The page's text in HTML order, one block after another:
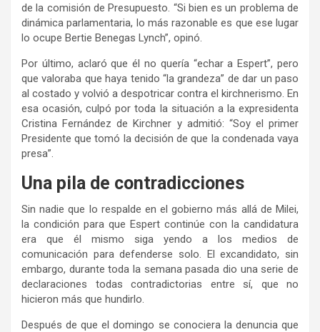
de la comisión de Presupuesto. “Si bien es un problema de
dinámica parlamentaria, lo más razonable es que ese lugar
lo ocupe Bertie Benegas Lynch”, opinó.
Por último, aclaró que él no quería “echar a Espert”, pero
que valoraba que haya tenido “la grandeza” de dar un paso
al costado y volvió a despotricar contra el kirchnerismo. En
esa ocasión, culpó por toda la situación a la expresidenta
Cristina Fernández de Kirchner y admitió: “Soy el primer
Presidente que tomó la decisión de que la condenada vaya
presa”.
Una pila de contradicciones
Sin nadie que lo respalde en el gobierno más allá de Milei,
la condición para que Espert continúe con la candidatura
era que él mismo siga yendo a los medios de
comunicación para defenderse solo. El excandidato, sin
embargo, durante toda la semana pasada dio una serie de
declaraciones todas contradictorias entre sí, que no
hicieron más que hundirlo.
Después de que el domingo se conociera la denuncia que